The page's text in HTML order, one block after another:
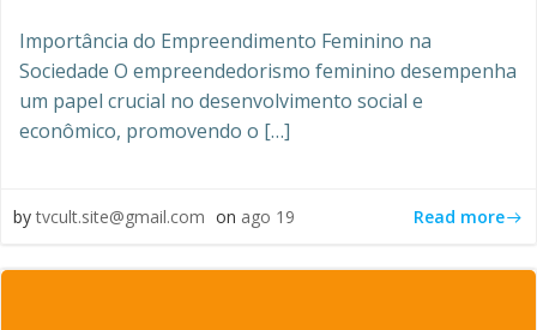
Importância do Empreendimento Feminino na
Sociedade O empreendedorismo feminino desempenha
um papel crucial no desenvolvimento social e
econômico, promovendo o […]
by tvcult.site@gmail.com on ago 19 Read more